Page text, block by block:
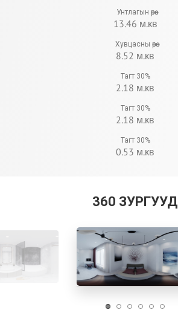
Унтлагын өрөө
13.46 м.кв
Хувцасны өрөө
8.52 м.кв
Тагт 30%
2.18 м.кв
Тагт 30%
2.18 м.кв
Тагт 30%
0.53 м.кв
360 ЗУРГУУД